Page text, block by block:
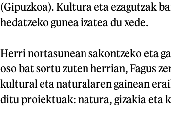
(Gipuzkoa). Kultura eta ezagutzak
hedatzeko gunea izatea du xede.
Herri nortasunean sakontzeko eta
oso bat sortu zuten herrian, Fagus
kultural eta naturalaren gainean
ditu proiektuak: natura, gizakia eta